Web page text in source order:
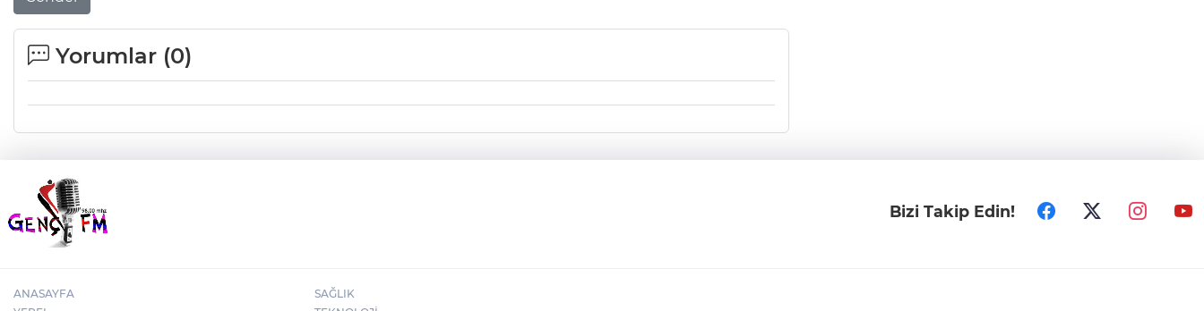
Yorumlar (0)
Bizi Takip Edin!
ANASAYFA
SAĞLIK